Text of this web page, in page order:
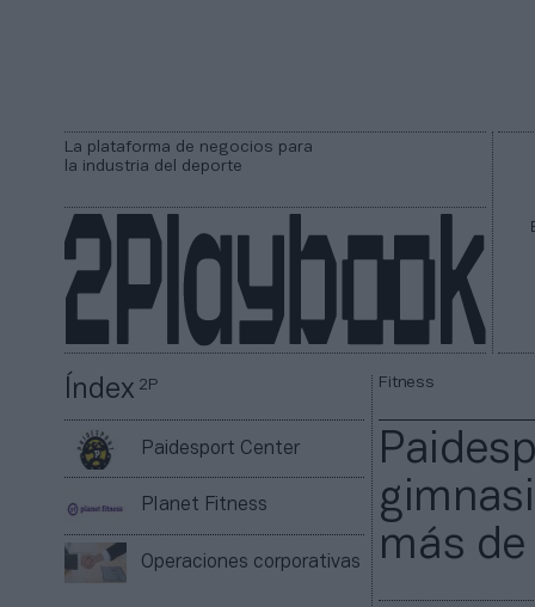
La plataforma de negocios para
la industria del deporte
Índex2P
Paidesport Center
Planet Fitness
Operaciones corporativas
Fitness
más